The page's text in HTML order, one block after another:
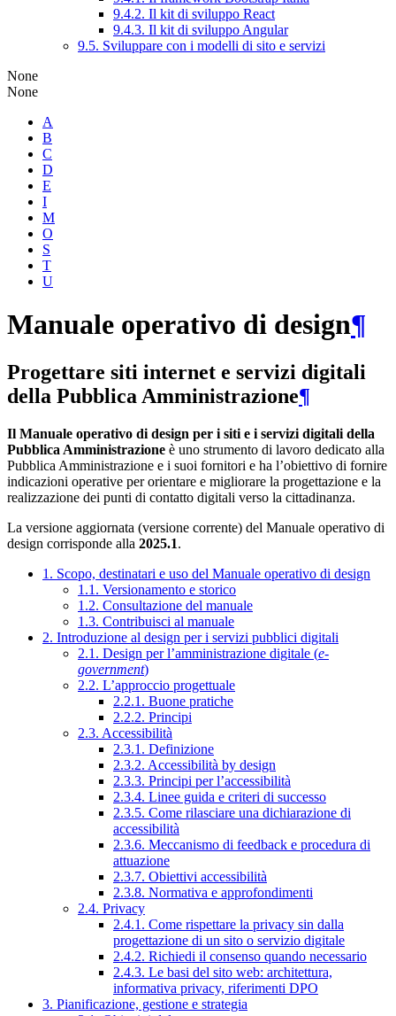
9.4.2. Il kit di sviluppo React
9.4.3. Il kit di sviluppo Angular
9.5. Sviluppare con i modelli di sito e servizi
None
None
A
B
C
D
E
I
M
O
S
T
U
Manuale operativo di design¶
Progettare siti internet e servizi digitali
della Pubblica Amministrazione¶
Il Manuale operativo di design per i siti e i servizi digitali della
Pubblica Amministrazione è uno strumento di lavoro dedicato alla
Pubblica Amministrazione e i suoi fornitori e ha l’obiettivo di fornire
indicazioni operative per orientare e migliorare la progettazione e la
realizzazione dei punti di contatto digitali verso la cittadinanza.
La versione aggiornata (versione corrente) del Manuale operativo di
design corrisponde alla 2025.1.
1. Scopo, destinatari e uso del Manuale operativo di design
1.1. Versionamento e storico
1.2. Consultazione del manuale
1.3. Contribuisci al manuale
2. Introduzione al design per i servizi pubblici digitali
2.1. Design per l’amministrazione digitale (e-
government)
2.2. L’approccio progettuale
2.2.1. Buone pratiche
2.2.2. Principi
2.3. Accessibilità
2.3.1. Definizione
2.3.2. Accessibilità by design
2.3.3. Principi per l’accessibilità
2.3.4. Linee guida e criteri di successo
2.3.5. Come rilasciare una dichiarazione di
accessibilità
2.3.6. Meccanismo di feedback e procedura di
attuazione
2.3.7. Obiettivi accessibilità
2.3.8. Normativa e approfondimenti
2.4. Privacy
2.4.1. Come rispettare la privacy sin dalla
progettazione di un sito o servizio digitale
2.4.2. Richiedi il consenso quando necessario
2.4.3. Le basi del sito web: architettura,
informativa privacy, riferimenti DPO
3. Pianificazione, gestione e strategia